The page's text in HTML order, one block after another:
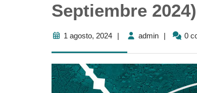
Septiembre 2024)
1 agosto, 20241
| adminadmin
| 0